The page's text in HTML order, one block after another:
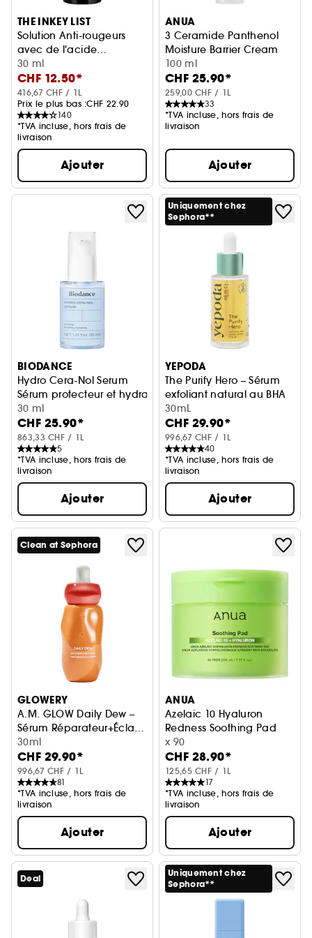
THE INKEY LIST
Solution Anti-rougeurs
avec de l'acide
azélaïque 10 %
Sérum visage
30 ml
CHF 12.50*
416,67 CHF / 1L
Prix le plus bas :CHF 22.90
140
*TVA incluse, hors frais de
livraison
Ajouter
ANUA
3 Ceramide Panthenol
Moisture Barrier Cream
Crème nourrissante aux 3
100 ml
CHF 25.90*
259,00 CHF / 1L
33
*TVA incluse, hors frais de
livraison
Ajouter
BIODANCE
Hydro Cera-Nol Serum
Sérum protecteur et hydratation intense
30 ml
CHF 25.90*
863,33 CHF / 1L
5
*TVA incluse, hors frais de
livraison
Ajouter
Uniquement chez
Sephora**
YEPODA
The Purify Hero – Sérum
exfoliant natural au BHA
30mL
CHF 29.90*
996,67 CHF / 1L
40
*TVA incluse, hors frais de
livraison
Ajouter
Clean at Sephora
GLOWERY
A.M. GLOW Daily Dew –
Sérum Réparateur+Éclat
à la Centella Asiatica
30ml
CHF 29.90*
996,67 CHF / 1L
81
*TVA incluse, hors frais de
livraison
Ajouter
ANUA
Azelaic 10 Hyaluron
Redness Soothing Pad
Disques apaisants anti-
x 90
CHF 28.90*
125,65 CHF / 1L
17
*TVA incluse, hors frais de
livraison
Ajouter
Deal
Uniquement chez
Sephora**